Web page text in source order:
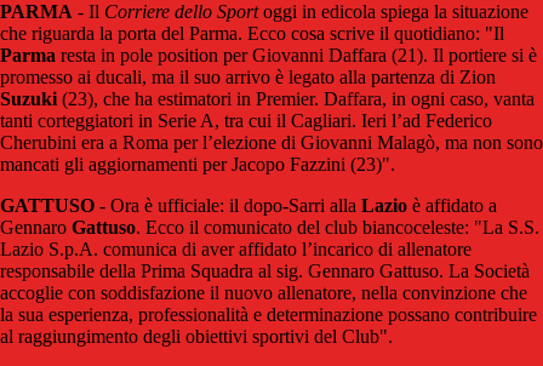
PARMA - Il Corriere dello Sportoggi in edicola spiega la situazione
che riguarda la porta del Parma. Ecco cosa scrive il quotidiano: "Il
Parma resta in pole position per Giovanni Daffara (21). Il portiere si è
promesso ai ducali, ma il suo arrivo è legato alla partenza di Zion
Suzuki (23), che ha estimatori in Premier. Daffara, in ogni caso, vanta
tanti corteggiatori in Serie A, tra cui il Cagliari. Ieri l’ad Federico
Cherubini era a Roma per l’elezione di Giovanni Malagò, ma non sono
mancati gli aggiornamenti per Jacopo Fazzini (23)".
GATTUSO - Ora è ufficiale: il dopo-Sarri alla Lazio è affidato a
Gennaro Gattuso. Ecco il comunicato del club biancoceleste: "La S.S.
Lazio S.p.A. comunica di aver affidato l’incarico di allenatore
responsabile della Prima Squadra al sig. Gennaro Gattuso. La Società
accoglie con soddisfazione il nuovo allenatore, nella convinzione che
la sua esperienza, professionalità e determinazione possano contribuire
al raggiungimento degli obiettivi sportivi del Club".